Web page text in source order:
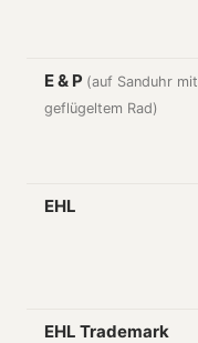
E & P (auf Sanduhr mit
geflügeltem Rad)
EHL
EHL Trademark